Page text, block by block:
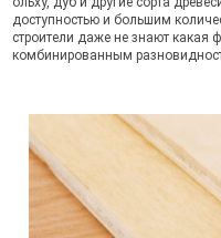
доступностью и большим
строители даже не знают какая
комбинированным